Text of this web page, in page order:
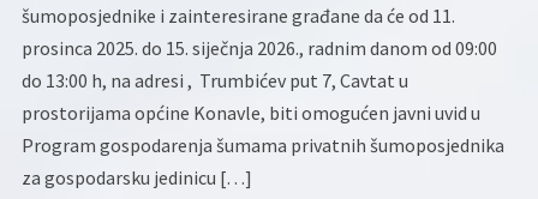
šumoposjednike i zainteresirane građane da će od 11.
prosinca 2025. do 15. siječnja 2026., radnim danom od 09:00
do 13:00 h, na adresi , Trumbićev put 7, Cavtat u
prostorijama općine Konavle, biti omogućen javni uvid u
Program gospodarenja šumama privatnih šumoposjednika
za gospodarsku jedinicu […]